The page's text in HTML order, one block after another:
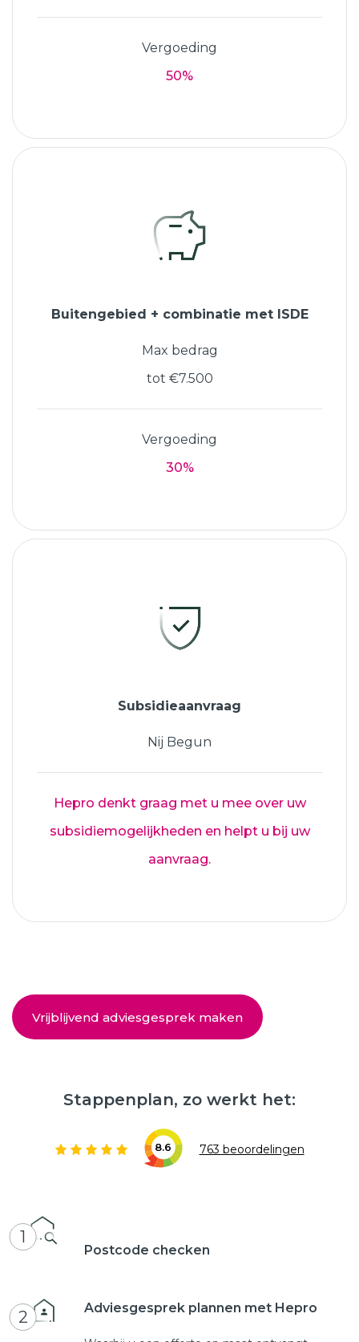
Vergoeding
50%
Buitengebied + combinatie met ISDE
Max bedrag
tot €7.500
Vergoeding
30%
Subsidieaanvraag
Nij Begun
Hepro denkt graag met u mee over uw
subsidiemogelijkheden en helpt u bij uw
aanvraag.
Vrijblijvend adviesgesprek maken
Stappenplan, zo werkt het:
8.6 763 beoordelingen
1
Postcode checken
2 Adviesgesprek plannen met Hepro